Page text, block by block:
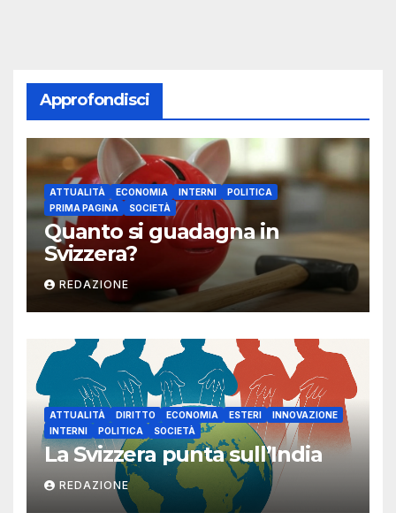
Approfondisci
ATTUALITÀ ECONOMIA INTERNI
POLITICA
PRIMA PAGINA
SOCIETÀ
Quanto si guadagna in
Svizzera?
REDAZIONE
ATTUALITÀ DIRITTO ECONOMIA ESTERI
INNOVAZIONE
INTERNI
POLITICA SOCIETÀ
La Svizzera punta sull’India
REDAZIONE